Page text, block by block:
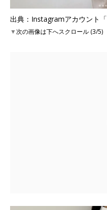
出典：Instagramアカウント
▼次の画像は下へスクロール (3/5)